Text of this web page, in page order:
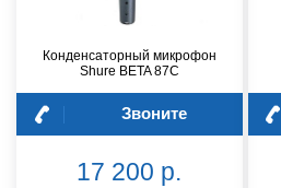
Конденсаторный микрофон
Shure BETA 87C
Звоните
17 200 р.